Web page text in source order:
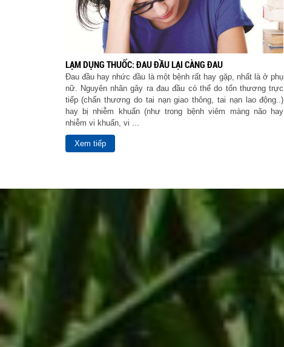
LẠM DỤNG THUỐC: ĐAU ĐẦU LẠI CÀNG ĐAU
Đau đầu hay nhức đầu là một bệnh rất hay gặp, nhất là ở phụ
nữ. Nguyên nhân gây ra đau đầu có thể do tổn thương trực
tiếp (chấn thương do tai nạn giao thông, tai nạn lao động..)
hay bị nhiễm khuẩn (như trong bệnh viêm màng não hay
nhiễm vi khuẩn, vi ...
Xem tiếp